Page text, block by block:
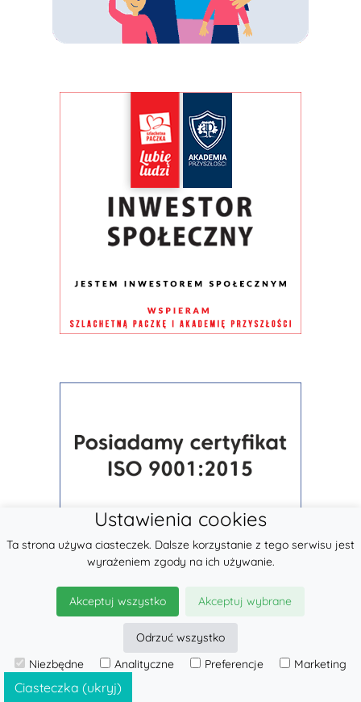
© 2026LennyLamb sp. z o.o.
Ciasteczka (ukryj)
Ustawienia cookies
Ta strona używa ciasteczek. Dalsze korzystanie z tego serwisu jest
wyrażeniem zgody na ich używanie.
Akceptuj wszystko Akceptuj wybrane
Odrzuć wszystko
Niezbędne
Analityczne Preferencje Marketing